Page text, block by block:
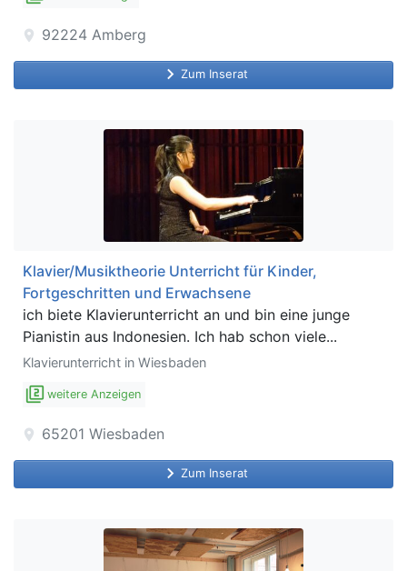
location_on 92224 Amberg
keyboard_arrow_right Zum Inserat
Klavier/Musiktheorie Unterricht für Kinder,
Fortgeschritten und Erwachsene
ich biete Klavierunterricht an und bin eine junge
Pianistin aus Indonesien. Ich hab schon viele...
Klavierunterricht in Wiesbaden
filter_2 weitere Anzeigen
location_on 65201 Wiesbaden
keyboard_arrow_right Zum Inserat